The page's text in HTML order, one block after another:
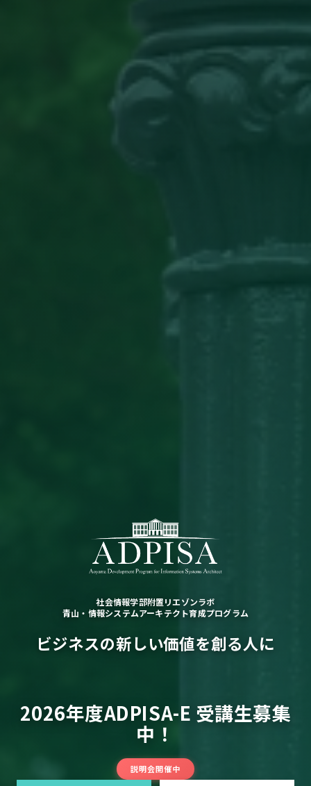
社会情報学部附置リエゾンラボ
青山・情報システムアーキテクト育成プログラム
ビジネスの新しい価値を創る人に
2026年度ADPISA-E 受講生募集
中！
説明会開催中